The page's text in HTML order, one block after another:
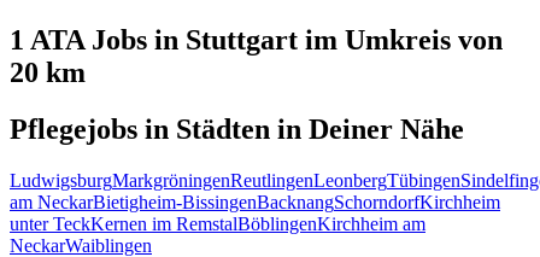
1 ATA Jobs in Stuttgart im Umkreis von
20 km
Pflegejobs in Städten in Deiner Nähe
LudwigsburgMarkgröningenReutlingenLeonbergTübingen
am NeckarBietigheim-BissingenBacknangSchorndorfKirchheim
unter TeckKernen im RemstalBöblingenKirchheim am
NeckarWaiblingen